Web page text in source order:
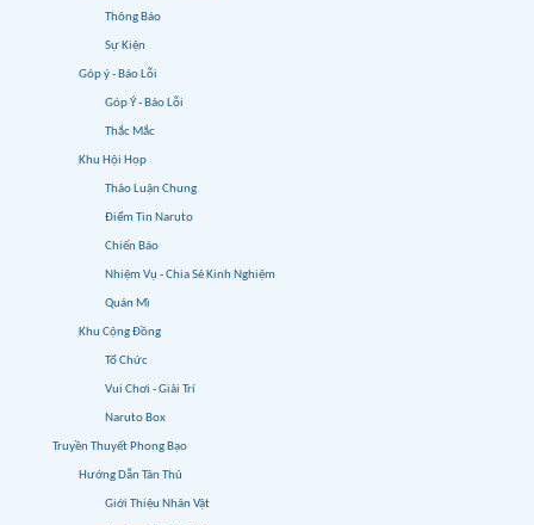
Thông Báo
Sự Kiện
Góp ý - Báo Lỗi
Góp Ý - Báo Lỗi
Thắc Mắc
Khu Hội Họp
Thảo Luận Chung
Điểm Tin Naruto
Chiến Báo
Nhiệm Vụ - Chia Sẻ Kinh Nghiệm
Quán Mì
Khu Cộng Đồng
Tổ Chức
Vui Chơi - Giải Trí
Naruto Box
Truyền Thuyết Phong Bạo
Hướng Dẫn Tân Thủ
Giới Thiệu Nhân Vật